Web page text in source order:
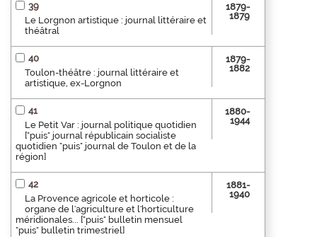
39
Le Lorgnon artistique : journal littéraire et
théâtral
1879-
1879
40
Toulon-théâtre : journal littéraire et
artistique, ex-Lorgnon
1879-
1882
41
Le Petit Var : journal politique quotidien
["puis" journal républicain socialiste
quotidien "puis" journal de Toulon et de la
région]
1880-
1944
42
La Provence agricole et horticole :
organe de l'agriculture et l'horticulture
méridionales... ["puis" bulletin mensuel
"puis" bulletin trimestriel]
1881-
1940